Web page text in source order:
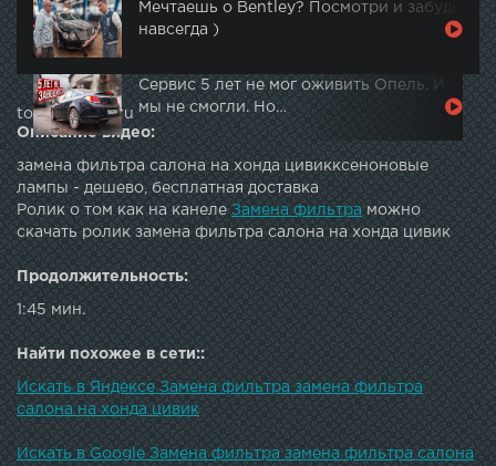
Мечтаешь о Bentley? Посмотри и забудь
навсегда )
Сервис 5 лет не мог оживить Опель. И
мы не смогли. Но…
topautotube.ru
Описание видео:
замена фильтра салона на хонда цивикксеноновые
лампы - дешево, бесплатная доставка
Ролик о том как на канелеЗамена фильтра можно
скачать ролик замена фильтра салона на хонда цивик
Продолжительность:
1:45 мин.
Найти похожее в сети::
Искать в Яндексе Замена фильтра замена фильтра
салона на хонда цивик
Искать в Google Замена фильтра замена фильтра салона